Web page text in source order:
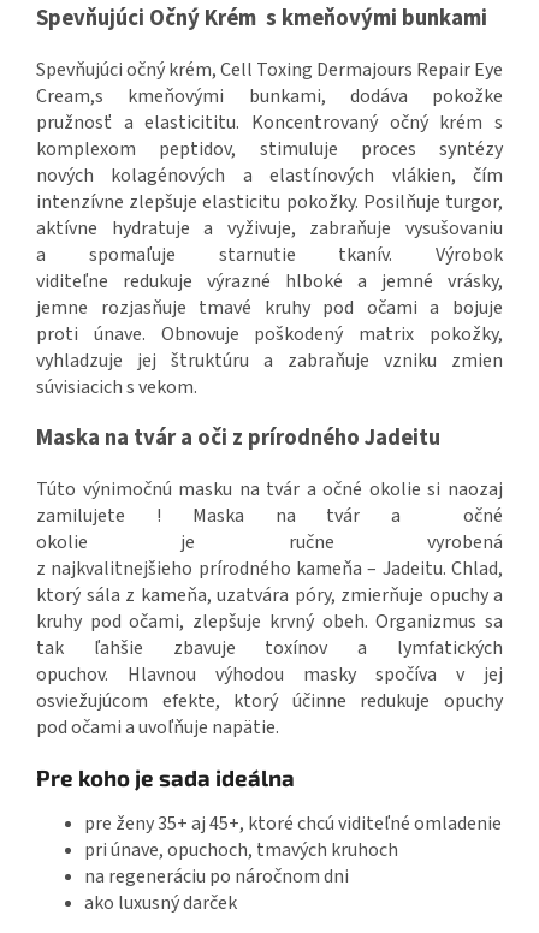
Spevňujúci Očný Krém s kmeňovými bunkami
Spevňujúci očný krém, Cell Toxing Dermajours Repair Eye
Cream,s kmeňovými bunkami, dodáva pokožke
pružnosť a elasticititu. Koncentrovaný očný krém s
komplexom peptidov, stimuluje proces syntézy
nových kolagénových a elastínových vlákien, čím
intenzívne zlepšuje elasticitu pokožky. Posilňuje turgor,
aktívne hydratuje a vyživuje, zabraňuje vysušovaniu
a spomaľuje starnutie tkanív. Výrobok
viditeľne redukuje výrazné hlboké a jemné vrásky,
jemne rozjasňuje tmavé kruhy pod očami a bojuje
proti únave. Obnovuje poškodený matrix pokožky,
vyhladzuje jej štruktúru a zabraňuje vzniku zmien
súvisiacich s vekom.
Maska na tvár a oči z prírodného Jadeitu
Túto výnimočnú masku na tvár a očné okolie si naozaj
zamilujete ! Maska na tvár a očné
okolie je ručne vyrobená
z najkvalitnejšieho prírodného kameňa – Jadeitu. Chlad,
ktorý sála z kameňa, uzatvára póry, zmierňuje opuchy a
kruhy pod očami, zlepšuje krvný obeh. Organizmus sa
tak ľahšie zbavuje toxínov a lymfatických
opuchov. Hlavnou výhodou masky spočíva v jej
osviežujúcom efekte, ktorý účinne redukuje opuchy
pod očami a uvoľňuje napätie.
Pre koho je sada ideálna
pre ženy 35+ aj 45+, ktoré chcú viditeľné omladenie
pri únave, opuchoch, tmavých kruhoch
na regeneráciu po náročnom dni
ako luxusný darček